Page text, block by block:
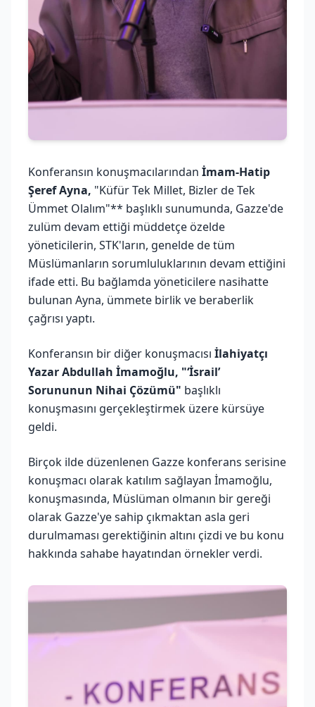
Konferansın konuşmacılarından İmam-Hatip
Şeref Ayna, "Küfür Tek Millet, Bizler de Tek
Ümmet Olalım"** başlıklı sunumunda, Gazze'de
zulüm devam ettiği müddetçe özelde
yöneticilerin, STK'ların, genelde de tüm
Müslümanların sorumluluklarının devam ettiğini
ifade etti. Bu bağlamda yöneticilere nasihatte
bulunan Ayna, ümmete birlik ve beraberlik
çağrısı yaptı.
Konferansın bir diğer konuşmacısı İlahiyatçı
Yazar Abdullah İmamoğlu, "‘İsrail’
Sorununun Nihai Çözümü" başlıklı
konuşmasını gerçekleştirmek üzere kürsüye
geldi.
Birçok ilde düzenlenen Gazze konferans serisine
konuşmacı olarak katılım sağlayan İmamoğlu,
konuşmasında, Müslüman olmanın bir gereği
olarak Gazze'ye sahip çıkmaktan asla geri
durulmaması gerektiğinin altını çizdi ve bu konu
hakkında sahabe hayatından örnekler verdi.